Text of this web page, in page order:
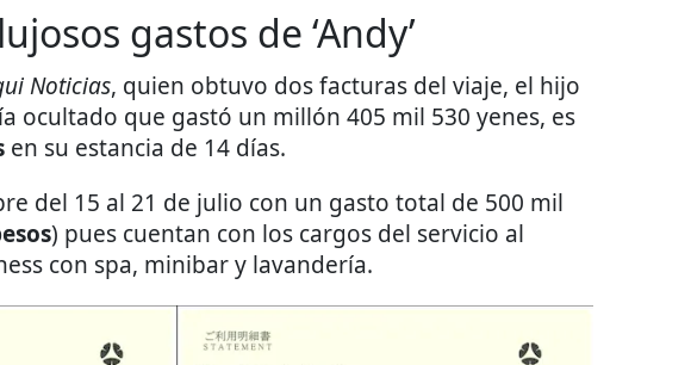
gastos de ‘Andy’
Noticias, quien obtuvo dos facturas del viaje, el hijo
ocultado que gastó un millón 405 mil 530 yenes, es
en su estancia de 14 días.
del 15 al 21 de julio con un gasto total de 500 mil
) pues cuentan con los cargos del servicio al
con spa, minibar y lavandería.